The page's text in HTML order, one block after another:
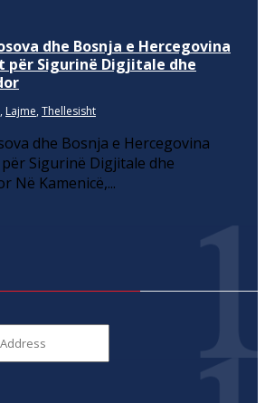
dhe Bosnja e Hercegovina
për Sigurinë Digjitale dhe
, Lajme, Thellesisht
dhe Bosnja e Hercegovina
Sigurinë Digjitale dhe
Në Kamenicë,...